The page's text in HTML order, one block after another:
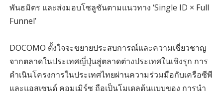
พันธมิตร และส่งมอบโซลูชันตามแนวทาง ‘Single ID × Full
Funnel’
DOCOMO ตั้งใจจะขยายประสบการณ์และความเชี่ยวชาญ
จากตลาดในประเทศญี่ปุ่นสู่ตลาดต่างประเทศในเชิงรุก การ
ดำเนินโครงการในประเทศไทยผ่านความร่วมมือกับเครือซีพี
และแอสเซนด์ คอมเมิร์ซ ถือเป็นโมเดลต้นแบบของ การนำ